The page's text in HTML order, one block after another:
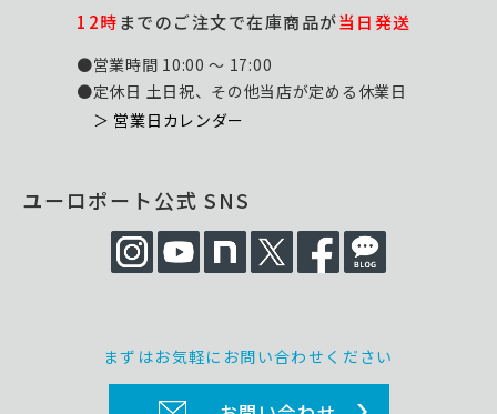
12時までのご注文で在庫商品が当日発送
●営業時間 10:00 ～ 17:00
●定休日 土日祝、その他当店が定める休業日
＞ 営業日カレンダー
ユーロポート公式 SNS
まずはお気軽にお問い合わせください